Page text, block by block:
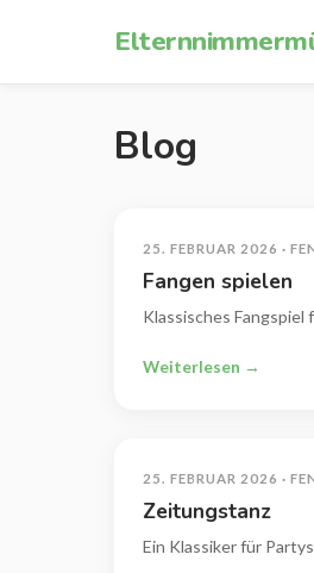
Blog
25. FEBRUAR 2026 ·
Fangen spielen
Klassisches Fangspiel
Weiterlesen →
25. FEBRUAR 2026 ·
Zeitungstanz
Ein Klassiker für